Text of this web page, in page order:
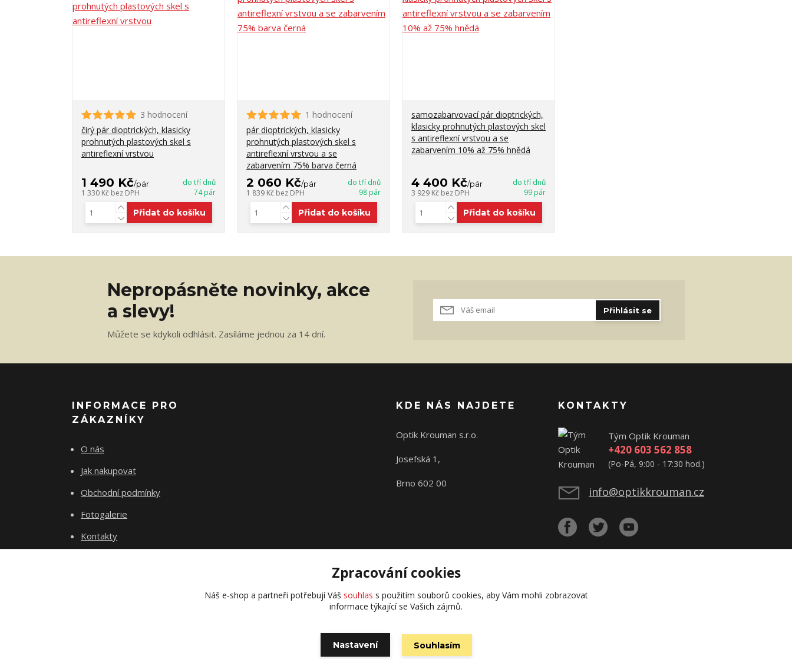
3 hodnocení
čirý pár dioptrických, klasicky
prohnutých plastových skel s
antireflexní vrstvou
1 490 Kč/pár
1 330 Kč bez DPH
do tří dnů
74 pár
Přidat do košíku
1 hodnocení
pár dioptrických, klasicky
prohnutých plastových skel s
antireflexní vrstvou a se
zabarvením 75% barva černá
2 060 Kč/pár
1 839 Kč bez DPH
do tří dnů
98 pár
Přidat do košíku
samozabarvovací pár dioptrických,
klasicky prohnutých plastových skel
s antireflexní vrstvou a se
zabarvením 10% až 75% hnědá
4 400 Kč/pár
3 929 Kč bez DPH
do tří dnů
99 pár
Přidat do košíku
Nepropásněte novinky, akce
a slevy!
Můžete se kdykoli odhlásit. Zasíláme jednou za 14 dní.
Přihlásit se
INFORMACE PRO
ZÁKAZNÍKY
O nás
Jak nakupovat
Obchodní podmínky
Fotogalerie
Kontakty
KDE NÁS NAJDETE
Optik Krouman s.r.o.
Josefská 1,
Brno 602 00
KONTAKTY
Tým Optik Krouman
+420 603 562 858
(Po-Pá, 9:00 - 17:30 hod.)
info@optikkrouman.cz
Zpracování cookies
Náš e-shop a partneři potřebují Váš souhlas s použitím souborů cookies, aby Vám mohli zobrazovat
informace týkající se Vašich zájmů.
Nastavení Souhlasím